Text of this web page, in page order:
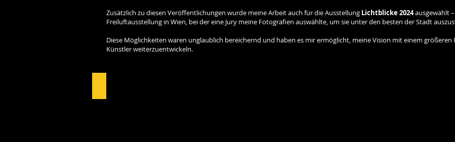
Zusätzlich zu diesen Veröffentlichungen wurde meine Arbeit auch für die Ausstellung Lichtblicke 2024ausgewählt
Freiluftausstellung in Wien, bei der eine Jury meine Fotografien auswählte, um sie unter den besten der Stadt
Diese Möglichkeiten waren unglaublich bereichernd und haben es mir ermöglicht, meine Vision mit einem
Künstler weiterzuentwickeln.